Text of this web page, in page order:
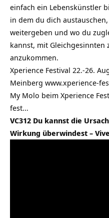
einfach ein Lebenskünstler
in dem du dich
weitergeben und wo du
kannst, mit Gleichgesinnten
anzukommen.
Xperience Festival 22.-26.
Meinberg www.xperience-
My Molo beim Xperience
fest…
VC312 Du kannst die
Wirkung überwindest –